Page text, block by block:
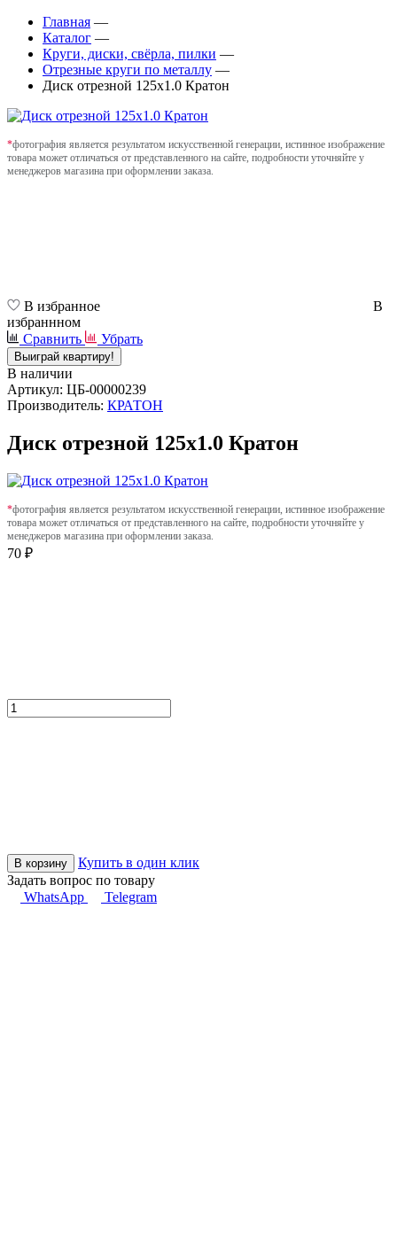
Главная —
Каталог —
Круги, диски, свёрла, пилки —
Отрезные круги по металлу —
Диск отрезной 125х1.0 Кратон
*фотография является результатом искусственной генерации, истинное изображение
товара может отличаться от представленного на сайте, подробности уточняйте у
менеджеров магазина при оформлении заказа.
В избранное
В
избраннном
Сравнить
Убрать
Выиграй квартиру!
В наличии
Артикул: ЦБ-00000239
Производитель: КРАТОН
Диск отрезной 125х1.0 Кратон
*фотография является результатом искусственной генерации, истинное изображение
товара может отличаться от представленного на сайте, подробности уточняйте у
менеджеров магазина при оформлении заказа.
70 ₽
В корзину
Купить в один клик
Задать вопрос по товару
WhatsApp
Telegram